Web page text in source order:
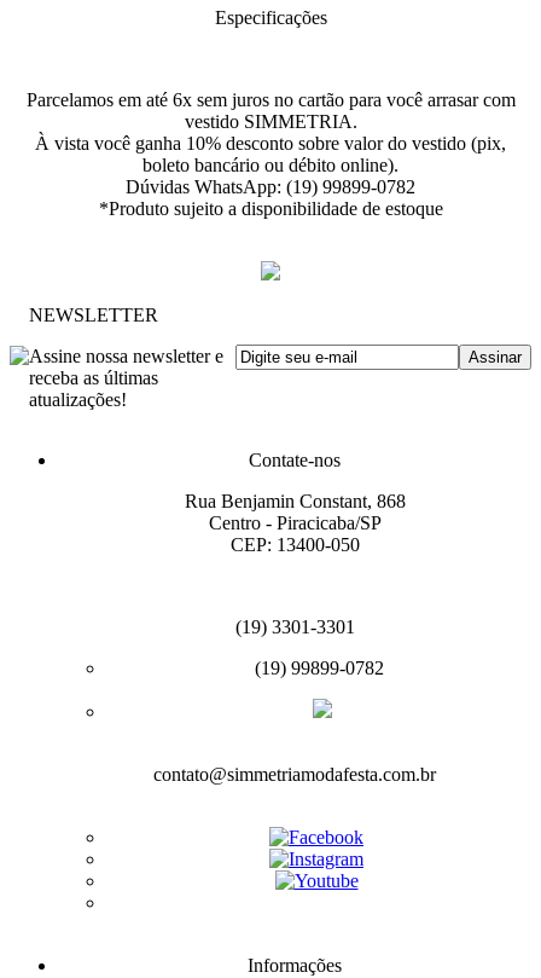
Especificações
Parcelamos em até 6x sem juros no cartão para você arrasar com
vestido SIMMETRIA.
À vista você ganha 10% desconto sobre valor do vestido (pix,
boleto bancário ou débito online).
Dúvidas WhatsApp: (19) 99899-0782
*Produto sujeito a disponibilidade de estoque
NEWSLETTER
Assine nossa newsletter e
receba as últimas
atualizações!
Contate-nos
Rua Benjamin Constant, 868
Centro - Piracicaba/SP
CEP: 13400-050
(19) 3301-3301
(19) 99899-0782
contato@simmetriamodafesta.com.br
Informações